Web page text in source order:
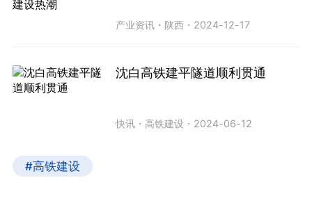
产业资讯 ・ 陕西 ・ 2024-12-17
沈白高铁建平隧道顺利贯通
快讯 ・ 高铁建设 ・ 2024-06-12
#高铁建设